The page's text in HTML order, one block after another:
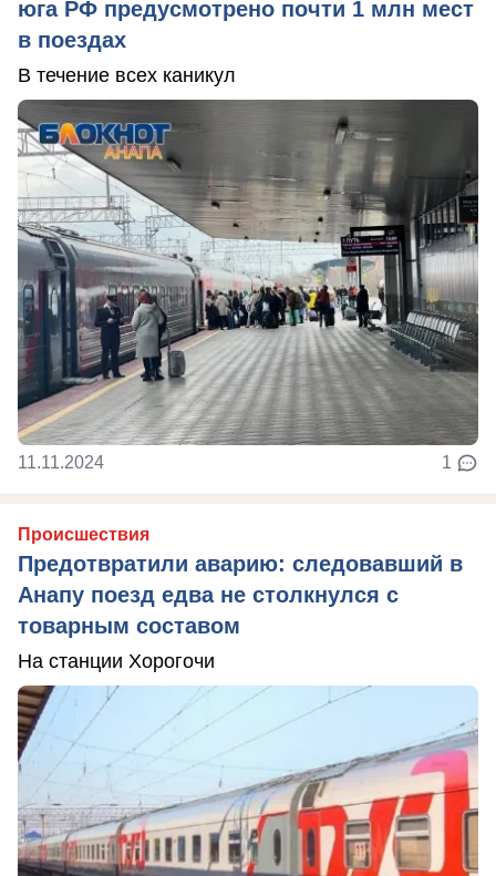
юга РФ предусмотрено почти 1 млн мест
в поездах
В течение всех каникул
11.11.2024 1
Происшествия
Предотвратили аварию: следовавший в
Анапу поезд едва не столкнулся с
товарным составом
На станции Хорогочи